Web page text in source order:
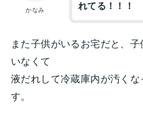
かなみ
れてる！！！
また子供がいるお宅だと、
いなくて
液だれして冷蔵庫内が汚くな
す。